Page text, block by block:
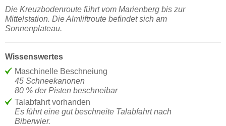
Die Kreuzbodenroute führt vom Marienberg bis zur
Mittelstation. Die Almliftroute befindet sich am
Sonnenplateau.
Wissenswertes
Maschinelle Beschneiung
45 Schneekanonen
80 % der Pisten beschneibar
Talabfahrt vorhanden
Es führt eine gut beschneite Talabfahrt nach
Biberwier.